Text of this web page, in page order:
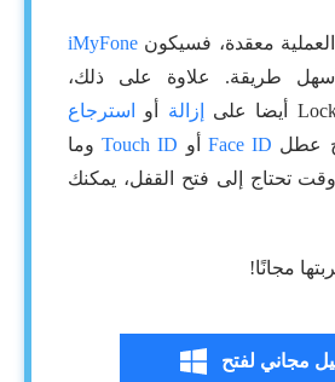
معقدة، فسيكون iMyFone
طريقة. علاوة على ذلك،
إزالة أو
استرجاع
Face ID أو Touch IDوما
تحتاج إلى فتح القفل، يمكنك
مجانًا!
مجاني لفتح